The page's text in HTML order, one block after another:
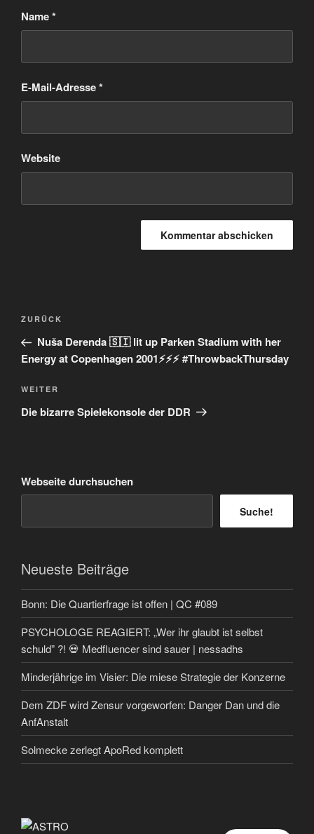
Name*
E-Mail-Adresse*
Website
Beitragsnavigation
Vorheriger
Beitrag
ZURÜCK
Nuša Derenda 🇸🇮 lit up Parken Stadium with her
Energy at Copenhagen 2001⚡️⚡️⚡️ #ThrowbackThursday
Nächster
Beitrag
WEITER
Die bizarre Spielekonsole der DDR
Webseite durchsuchen
Suche!
Neueste Beiträge
Bonn: Die Quartierfrage ist offen | QC #089
PSYCHOLOGE REAGIERT: „Wer ihr glaubt ist selbst
schuld” ?! 💀 Medfluencer sind sauer | nessadhs
Minderjährige im Visier: Die miese Strategie der Konzerne
Dem ZDF wird Zensur vorgeworfen: Danger Dan und die
AnfAnstalt
Solmecke zerlegt ApoRed komplett